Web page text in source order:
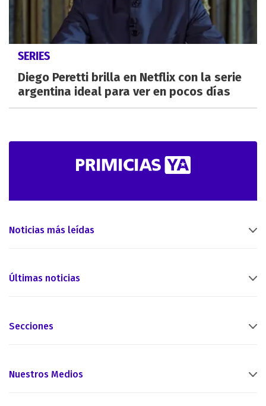
SERIES
Diego Peretti brilla en Netflix con la serie
argentina ideal para ver en pocos días
Noticias más leídas
Últimas noticias
Secciones
Nuestros Medios